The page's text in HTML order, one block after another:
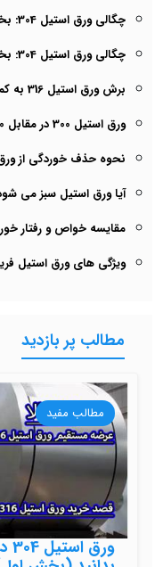
چگالی ورق استیل 304: بخش دوم
چگالی ورق استیل 304: بخش اول
برش ورق استیل 316 به کمک لیزر
ورق استیل 300 در مقابل 400 (410 در مقابل 304)
نحوه حذف خوردگی از
آیا ورق استیل سبز می
مقایسه خواص و رفتار خوردگی
ویژگی های ورق استیل فریتی
مطالب پر بازدید
مطالب مفید